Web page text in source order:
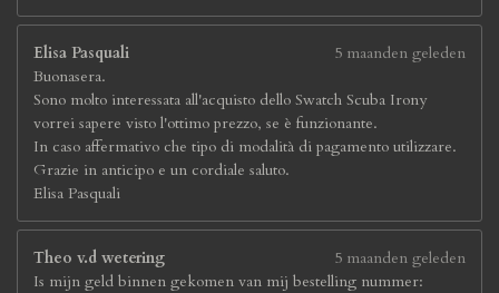
Elisa Pasquali
5 maanden geleden
Buonasera.
Sono molto interessata all'acquisto dello Swatch Scuba Irony
vorrei sapere visto l'ottimo prezzo, se è funzionante.
In caso affermativo che tipo di modalità di pagamento utilizzare.
Grazie in anticipo e un cordiale saluto.
Elisa Pasquali
Theo v.d wetering
5 maanden geleden
Is mijn geld binnen gekomen van mij bestelling nummer: